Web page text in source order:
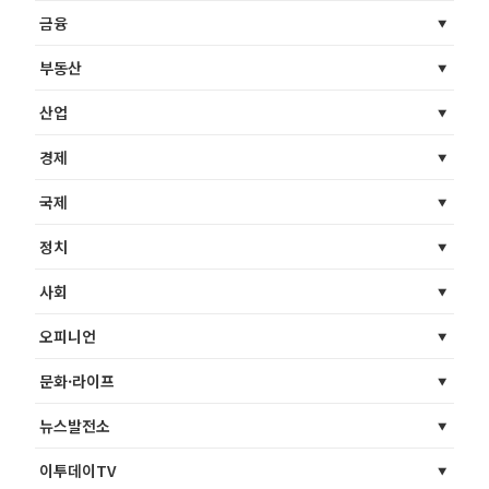
금융
부동산
산업
경제
국제
정치
사회
오피니언
문화·라이프
뉴스발전소
이투데이TV